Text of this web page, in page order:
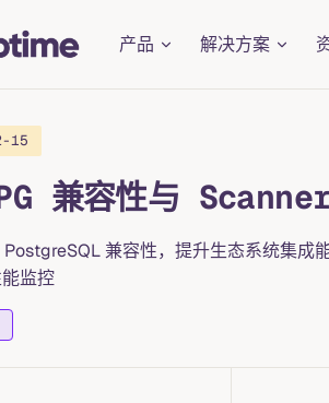
产品
解决方案
15
兼容性与
兼容性，提升生态系统集成
监控